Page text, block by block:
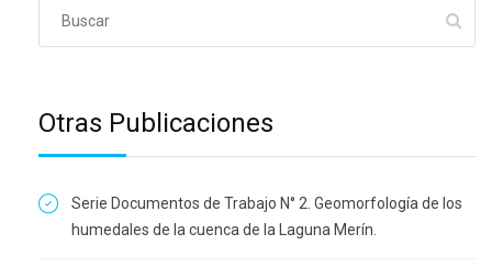
Otras Publicaciones
Serie Documentos de Trabajo N° 2. Geomorfología de los
humedales de la cuenca de la Laguna Merín.